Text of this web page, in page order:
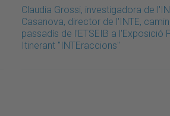
Claudia Grossi, investigadora de
Casanova, director de l'INTE,
passadís de l'ETSEIB a l'Exposició
Itinerant "INTEraccions"